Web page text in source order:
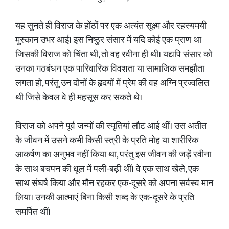
यह सुनते ही विराज के होंठों पर एक अत्यंत सूक्ष्म और रहस्यमयी
मुस्कान उभर आई। इस निष्ठुर संसार में यदि कोई एक प्राण था
जिसकी विराज को चिंता थी, तो वह रवीना ही थी। यद्यपि संसार को
उनका गठबंधन एक पारिवारिक विवशता या सामाजिक समझौता
लगता हो, परंतु उन दोनों के हृदयों में प्रेम की वह अग्नि प्रज्वलित
थी जिसे केवल वे ही महसूस कर सकते थे।
विराज को अपने पूर्व जन्मों की स्मृतियां लौट आई थीं। उस अतीत
के जीवन में उसने कभी किसी स्त्री के प्रति मोह या शारीरिक
आकर्षण का अनुभव नहीं किया था, परंतु इस जीवन की जड़ें रवीना
के साथ बचपन की धूल में पली-बढ़ी थीं। वे एक साथ खेले, एक
साथ संघर्ष किया और मौन रहकर एक-दूसरे को अपना सर्वस्व मान
लिया। उनकी आत्माएं बिना किसी शब्द के एक-दूसरे के प्रति
समर्पित थीं।